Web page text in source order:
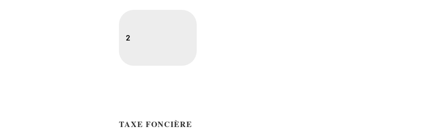
2
TAXE FONCIÈRE